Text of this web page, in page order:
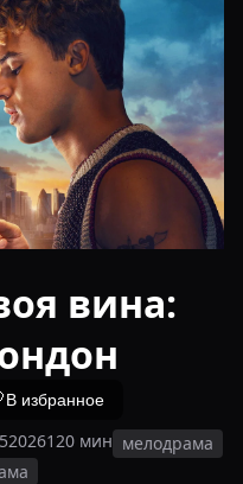
вина:
В избранное
2026120 мин мелодрама